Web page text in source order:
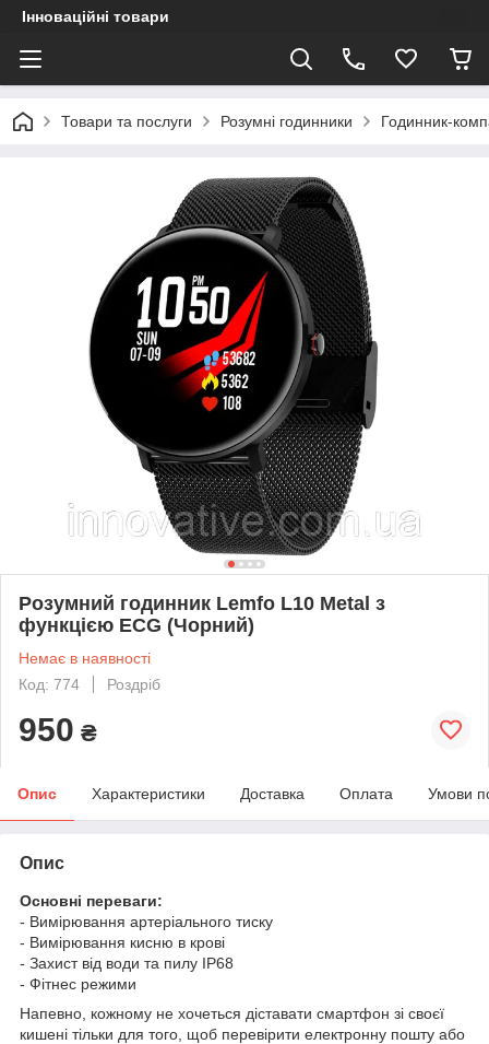
Інноваційні товари
Товари та послуги Розумні годинники Годинник-
Розумний годинник Lemfo L10 Metal з
функцією ECG (Чорний)
Немає в наявності
Код: 774
Роздріб
950 ₴
Опис Характеристики Доставка Оплата Умови
Опис
Основні переваги:
- Вимірювання артеріального тиску
- Вимірювання кисню в крові
- Захист від води та пилу IP68
- Фітнес режими
Напевно, кожному не хочеться діставати смартфон зі своєї
кишені тільки для того, щоб перевірити електронну пошту або